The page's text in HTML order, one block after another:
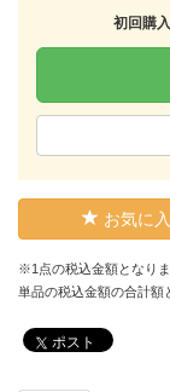
初回購
お気に
※1点の税込金額となり
単品の税込金額の合計額
ポスト